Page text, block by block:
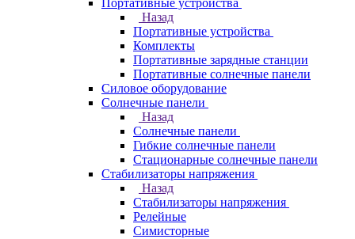
Портативные устройства
Назад
Портативные устройства
Комплекты
Портативные зарядные станции
Портативные солнечные панели
Силовое оборудование
Солнечные панели
Назад
Солнечные панели
Гибкие солнечные панели
Стационарные солнечные панели
Стабилизаторы напряжения
Назад
Стабилизаторы напряжения
Релейные
Симисторные